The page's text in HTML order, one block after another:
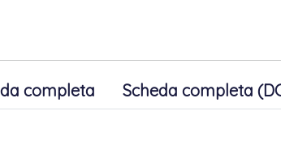
completa Scheda completa